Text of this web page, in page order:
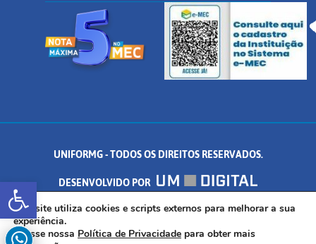
Abrir a barra de ferramentas
UNIFORMG - TODOS OS DIREITOS RESERVADOS.
DESENVOLVIDO POR
AV. DR. ARNALDO DE SENNA, 328 - PALMEIRAS, FORMIGA/MG - CEP:
35.574.530
Este site utiliza cookies e scripts externos para melhorar a sua
experiência.
Acesse nossa Política de Privacidade para obter mais